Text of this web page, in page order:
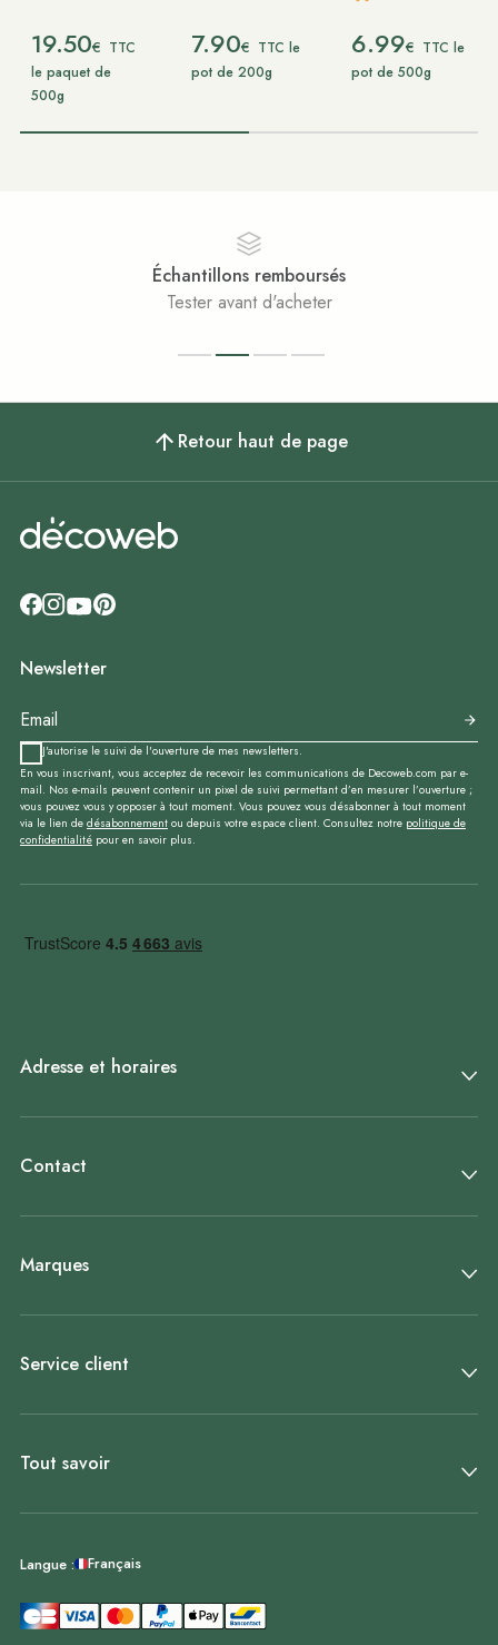
19.50€ TTC
le paquet de
500g
7.90€ TTC le
pot de 200g
6.99€ TTC le
pot de 500g
Échantillons remboursés
Tester avant d'acheter
Retour haut de page
Newsletter
J'autorise le suivi de l'ouverture de mes newsletters.
En vous inscrivant, vous acceptez de recevoir les communications de Decoweb.com par e-
mail. Nos e-mails peuvent contenir un pixel de suivi permettant d’en mesurer l’ouverture ;
vous pouvez vous y opposer à tout moment. Vous pouvez vous désabonner à tout moment
via le lien de désabonnement ou depuis votre espace client. Consultez notre politique de
confidentialité pour en savoir plus.
Adresse et horaires
Contact
Marques
Service client
Tout savoir
Langue : Français